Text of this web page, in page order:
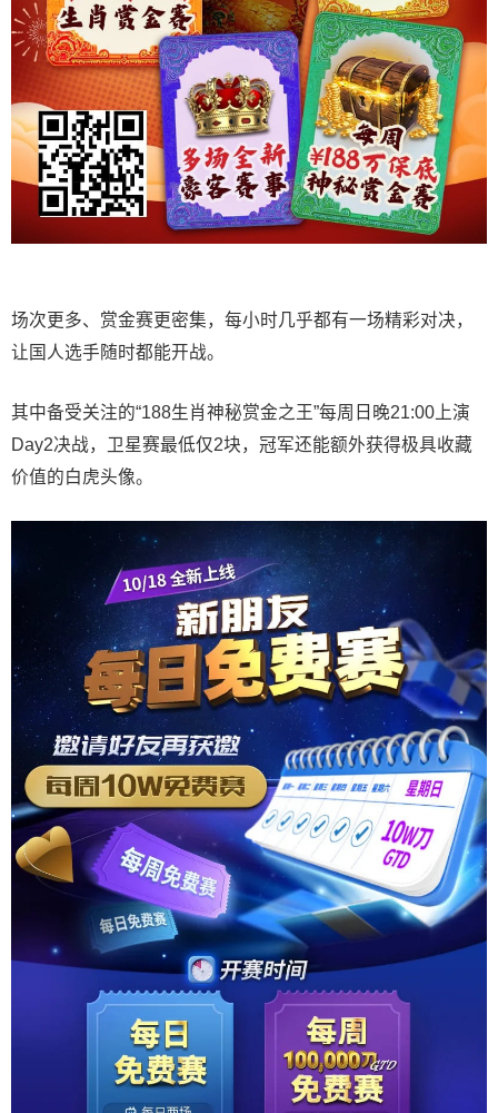
场次更多、赏金赛更密集，每小时几乎都有一场精彩对决，
让国人选手随时都能开战。
其中备受关注的“188生肖神秘赏金之王”每周日晚21:00上演
Day2决战，卫星赛最低仅2块，冠军还能额外获得极具收藏
价值的白虎头像。